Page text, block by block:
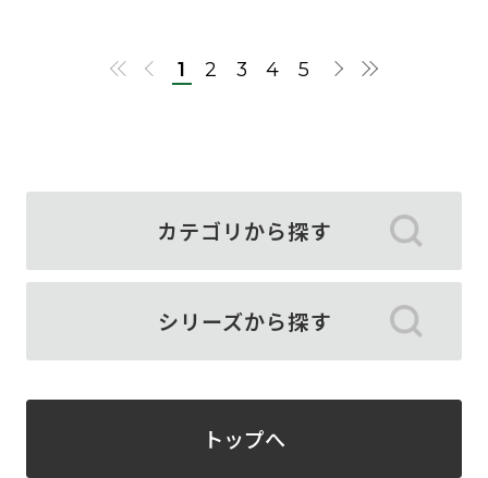
1 2 3 4 5
カテゴリから探す
シリーズから探す
トップへ